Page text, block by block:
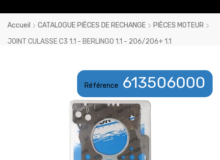
250DT D'ACHATS
Accueil CATALOGUE PIÈCES DE RECHANGE
PIÈCES MOTEUR
JOINT CULASSE C3 1.1 - BERLINGO 1.1 - 206/206+ 1.1
Référence 613506000